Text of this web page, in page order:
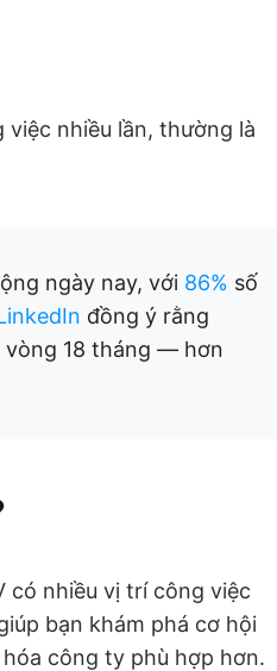
nhiều lần, thường là
ngày nay, với 86% số
đồng ý rằng
vòng 18 tháng — hơn
có nhiều vị trí công việc
bạn khám phá cơ hội
công ty phù hợp hơn.